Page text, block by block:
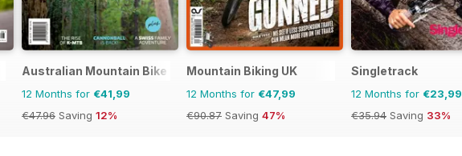
Australian Mountain Bike (AMB) Magazine
12 Months for €41,99
€47.96 Saving 12%
Mountain Biking UK
12 Months for €47,99
€90.87 Saving 47%
Singletrack
12 Months for €23,99
€35.94 Saving 33%